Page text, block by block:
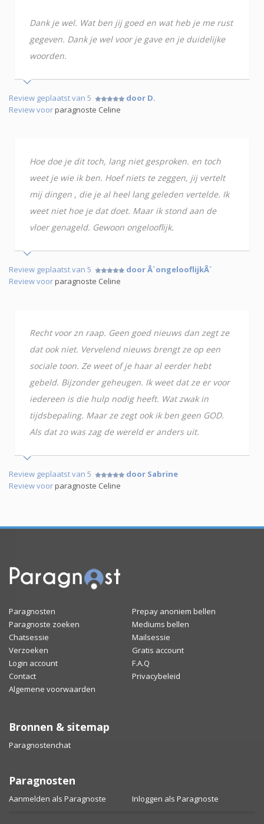
Dank je wel. Wat ben jij goed en wat heb je me rust
gegeven. Dank je wel voor je gave en je duidelijke
woorden.
Review geplaatst van 5
door D.
Review voorparagnoste Celine
Hoe doe je dit toch, lang niet gesproken. en toch
weet je wie ik ben. Hoef niets te zeggen, jij vertelt
mij dingen , die je al heel lang geleden vertelde. Ik
weet niet hoe je dat doet. Maar ik stond aan de
vloer genageld. Gewoon ongelooflijk.
Review geplaatst van 5
door Â´ongelooflijkÂ´
Review voorparagnoste Celine
Recht voor zn raap. Geen goed nieuws dan zegt ze
dat ook niet. Vervelend nieuws brengt ze op een
sociale toon. Ze weet of je haar al eerder hebt
gebeld. Bijzonder geheugen. Ik weet dat ze er voor
iedereen is die hulp nodig heeft. Wat zwak in
tijdsbepaling. Maar ze zegt ook ik ben geen GOD.
Als dat zo was zag de wereld er anders uit.
Review geplaatst van 5
door Sabrine
Review voorparagnoste Celine
Paragnosten
Prepay anoniem bellen
Paragnoste zoeken
Mediums bellen
Chatsessie
Mailsessie
Verzoeken
Gratis account
Login account
F.A.Q
Contact
Privacybeleid
Algemene voorwaarden
Bronnen & sitemap
Paragnostenchat
Paragnosten
Aanmelden als Paragnoste Inloggen als Paragnoste